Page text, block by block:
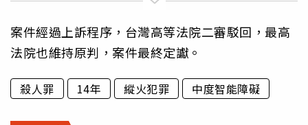
案件經過上訴程序，台灣高等法院二審駁回，最高
法院也維持原判，案件最終定讞。
殺人罪 14年 縱火犯罪 中度智能障礙